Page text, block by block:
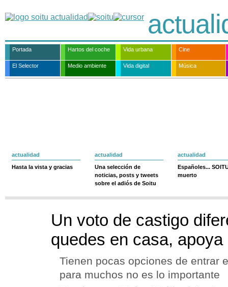
Portada Hartos del coche Vida urbana Cine
El Selector Medio ambiente Vida digital Música
actualidad
Hasta la vista y gracias
actualidad
Una selección de
noticias, posts y tweets
sobre el adiós de Soitu
actualidad
Españoles...
muerto
Un voto de castigo
quedes en casa,
Tienen pocas opciones de entrar
para muchos no es lo importante